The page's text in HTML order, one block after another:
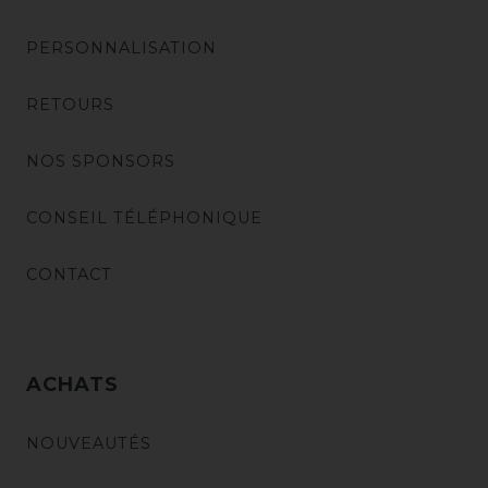
PERSONNALISATION
RETOURS
NOS SPONSORS
CONSEIL TÉLÉPHONIQUE
CONTACT
ACHATS
NOUVEAUTÉS